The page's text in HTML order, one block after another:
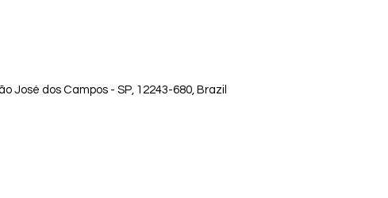
José dos Campos - SP, 12243-680, Brazil